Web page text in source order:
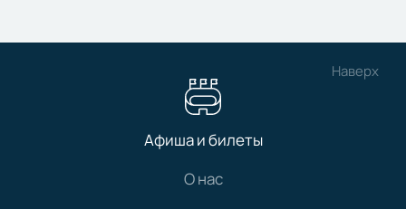
Наверх
Афиша и билеты
О нас